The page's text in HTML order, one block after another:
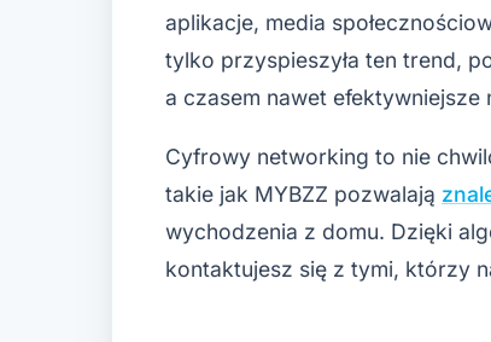
aplikacje, media
tylko przyspieszyła ten trend,
a czasem nawet efektywniejsze
Cyfrowy networking to nie
takie jak MYBZZ pozwalają
wychodzenia z domu. Dzięki
kontaktujesz się z tymi, którzy